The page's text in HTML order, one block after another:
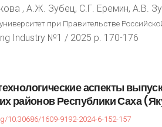
, А.Ж. Зубец, С.Г. Еремин, А.В.
при Правительстве
Industry №1 / 2025 p. 170-176
аспекты
районовРеспубликиСаха
10.30686/1609-9192-2024-6-152-157